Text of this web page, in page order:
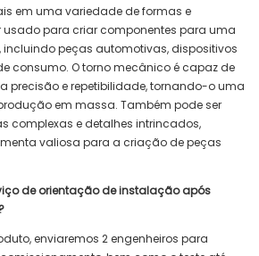
em uma variedade de formas e
usado para criar componentes para uma
peças automotivas, dispositivos
consumo. O torno mecânico é capaz de
precisão e repetibilidade, tornando-o uma
em massa. Também pode ser
complexas e detalhes intrincados,
valiosa para a criação de peças
de orientação de instalação após
enviaremos 2 engenheiros para